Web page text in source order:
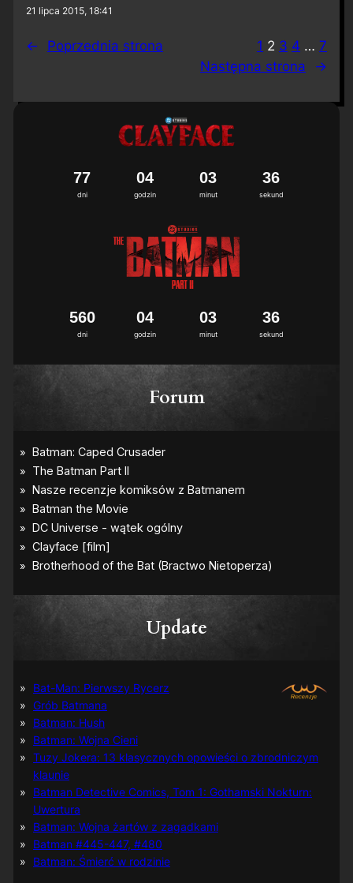
21 lipca 2015, 18:41
← Poprzednia strona 1 2 3 4 … 7
Następna strona
→
dni
77
godzin
04
minut
03
sekund
35
6
dni
560
godzin
04
minut
03
sekund
35
6
Forum
Update
Bat-Man: Pierwszy Rycerz
Grób Batmana
Batman: Hush
Batman: Wojna Cieni
Tuzy Jokera: 13 klasycznych opowieści o zbrodniczym
klaunie
Batman Detective Comics, Tom 1: Gothamski Nokturn:
Uwertura
Batman: Wojna żartów z zagadkami
Batman #445-447, #480
Batman: Śmierć w rodzinie